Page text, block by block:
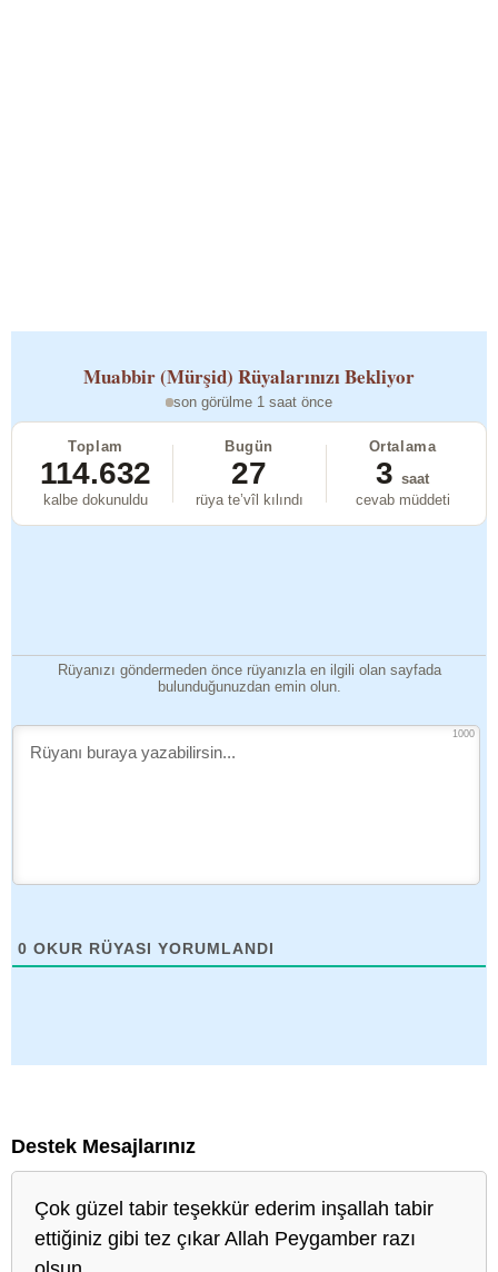
Muabbir (Mürşid) Rüyalarınızı Bekliyor
son görülme 1 saat önce
Toplam
114.632
kalbe dokunuldu
Bugün
27
rüya te’vîl kılındı
Ortalama
3 saat
cevab müddeti
Rüyanızı göndermeden önce rüyanızla en ilgili olan sayfada
bulunduğunuzdan emin olun.
1000
0 OKUR RÜYASI YORUMLANDI
Destek Mesajlarınız
Çok güzel tabir teşekkür ederim inşallah tabir
ettiğiniz gibi tez çıkar Allah Peygamber razı